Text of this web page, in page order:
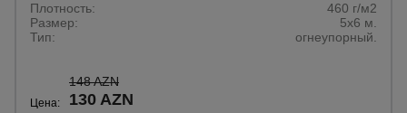
Плотность:
460 г/м2
Размер:
5х6 м.
Тип:
огнеупорный.
Цена:
148 AZN
130 AZN